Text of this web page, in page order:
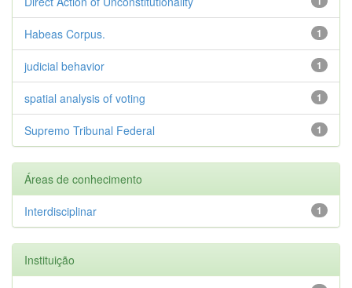
1
Habeas Corpus.
1
judicial behavior
1
spatial analysis of voting
1
Supremo Tribunal Federal
Áreas de conhecimento
1
Interdisciplinar
Instituição